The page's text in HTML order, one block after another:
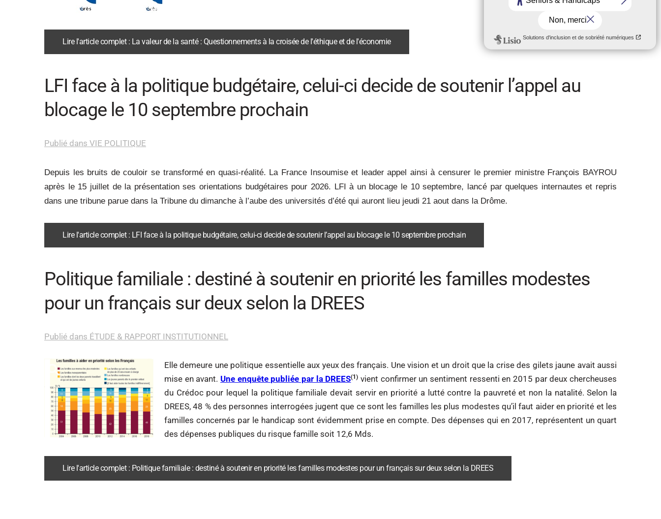
Lire l'article complet : La valeur de la santé : Questionnements à la croisée de l'éthique et de l'économie
LFI face à la politique budgétaire, celui-ci decide de soutenir l’appel au
blocage le 10 septembre prochain
Publié dans VIE POLITIQUE
Depuis les bruits de couloir se transformé en quasi-réalité. La France Insoumise et leader appel ainsi à censurer le premier ministre François BAYROU
après le 15 juillet de la présentation ses orientations budgétaires pour 2026. LFI à un blocage le 10 septembre, lancé par quelques internautes et repris
dans une tribune parue dans la Tribune du dimanche à l’aube des universités d’été qui auront lieu jeudi 21 aout dans la Drôme.
Lire l'article complet : LFI face à la politique budgétaire, celui-ci decide de soutenir l’appel au blocage le 10 septembre prochain
Politique familiale : destiné à soutenir en priorité les familles modestes
pour un français sur deux selon la DREES
Publié dans ÉTUDE & RAPPORT INSTITUTIONNEL
Elle demeure une politique essentielle aux yeux des français. Une vision et un droit que la crise des gilets jaune avait aussi
mise en avant. Une enquête publiée par la DREES(1) vient confirmer un sentiment ressenti en 2015 par deux chercheuses
du Crédoc pour lequel la politique familiale devait servir en priorité a lutté contre la pauvreté et non la natalité. Selon la
DREES, 48 % des personnes interrogées jugent que ce sont les familles les plus modestes qu’il faut aider en priorité et les
familles concernés par le handicap sont évidemment prise en compte. Des dépenses qui en 2017, représentent un quart
des dépenses publiques du risque famille soit 12,6 Mds.
Lire l'article complet : Politique familiale : destiné à soutenir en priorité les familles modestes pour un français sur deux selon la DREES